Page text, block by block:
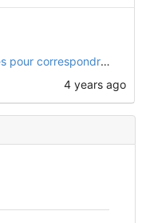
Ajustement de la position des disques pour correspondre à la réalité
4 years ago